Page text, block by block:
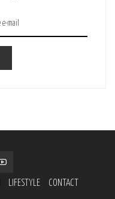
LIFESTYLE CONTACT